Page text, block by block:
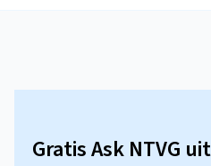
Gratis Ask NTVG